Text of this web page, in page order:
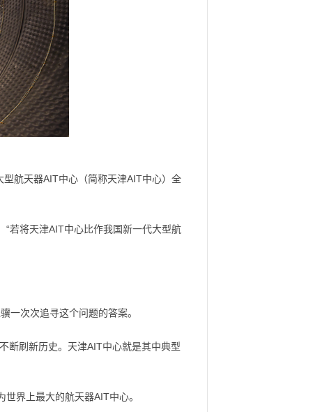
航天器AIT中心（简称天津AIT中心）全
“若将天津AIT中心比作我国新一代大型航
一次次追寻这个问题的答案。
断刷新历史。天津AIT中心就是其中典型
界上最大的航天器AIT中心。